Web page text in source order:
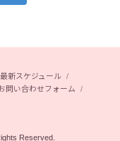
最新スケジュール
問い合わせフォーム
Reserved.